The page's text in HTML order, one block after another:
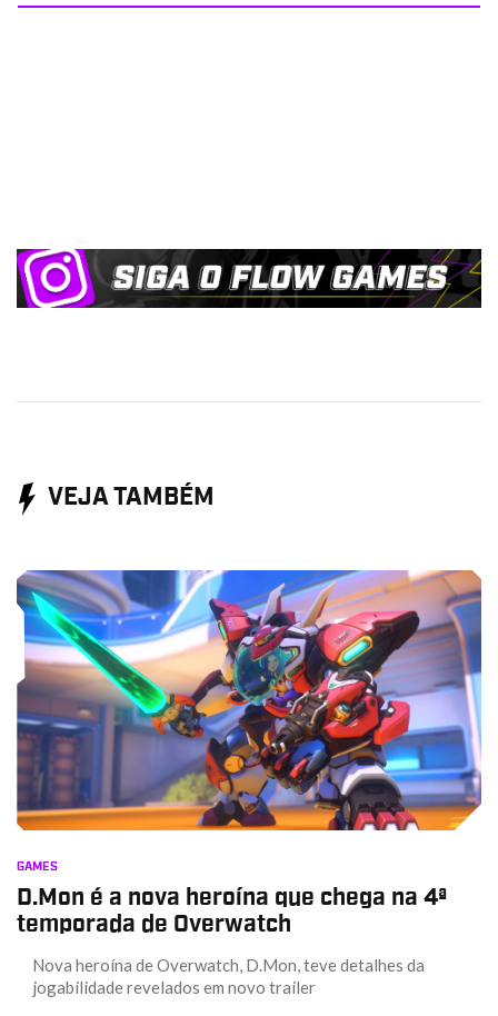
VEJA TAMBÉM
GAMES
D.Mon é a nova heroína que chega na 4ª
temporada de Overwatch
Nova heroína de Overwatch, D.Mon, teve detalhes da
jogabilidade revelados em novo trailer